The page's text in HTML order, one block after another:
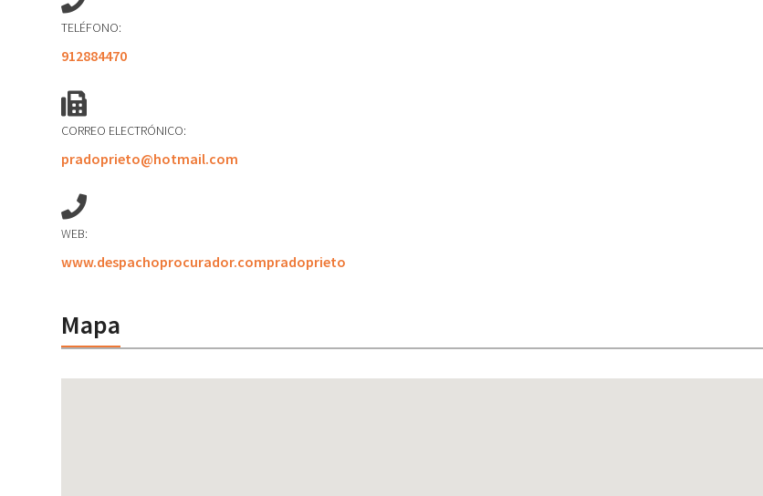
TELÉFONO:
912884470
CORREO ELECTRÓNICO:
pradoprieto@hotmail.com
WEB:
www.despachoprocurador.compradoprieto
Mapa